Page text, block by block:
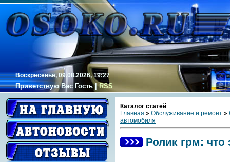
Воскресенье, 09.08.2026, 19:27
Приветствую Вас Гость|RSS
Каталог статей
Главная » Обслуживание и ремонт »
автомобиля
Ролик грм: что